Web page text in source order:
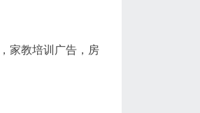
家教培训广告，房